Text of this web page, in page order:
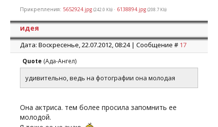
Прикрепления: 5652924.jpg (242.0 Kb) · 6138894.jpg (208.7 Kb)
идея
Дата: Воскресенье, 22.07.2012, 08:24 | Сообщение # 17
Quote (Ада-Ангел)
удивительно, ведь на фотографии она молодая
Она актриса. тем более просила запомнить ее
молодой.